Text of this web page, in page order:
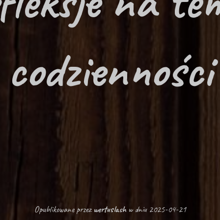
codzienności
Opublikowane przezwertuslashw dniu 2025-04-21